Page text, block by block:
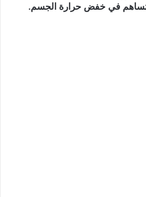
تساهم في خفض حرارة الجسم.